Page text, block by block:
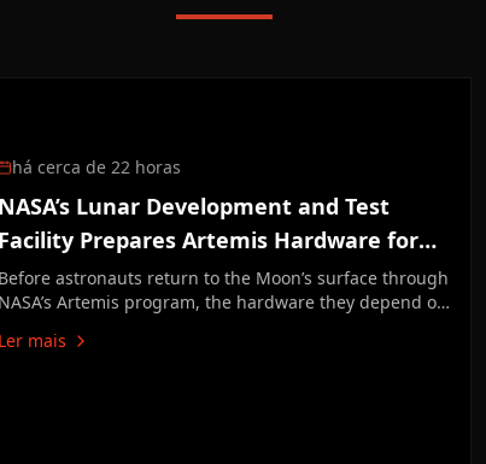
há cerca de 22 horas
NASA’s Lunar Development and Test
Facility Prepares Artemis Hardware for
Moon
Before astronauts return to the Moon’s surface through
NASA’s Artemis program, the hardware they depend on
environment. At NASA’s Johnson Space Center in
Ler mais